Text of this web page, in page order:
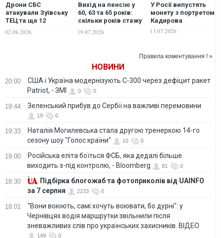
Дрони СБС
атакували Зуївську
ТЕЦ та ще 12
окупованих
02.08.2026
Вихід на пенсію у
60, 63 та 65 років:
скільки років стажу
українцям у 2026–
19.07.2026
У Росії випустять
монету з портретом
Кадирова
13.07.2026
Правила коментування ! »
НОВИНИ
20:00
США і Україна модернізують С-300 через дефіцит ракет
Patriot, - ЗМІ
0 0
19:44 Зеленський прибув до Сербії на важливі перемовини
19 0
19:33
Наталія Могилевська стала другою тренеркою 14-го
сезону шоу "Голос країни"
10 0
19:00
Російська еліта боїться ФСБ, яка дедалі більше
виходить з-під контролю, - Bloomberg
81 0
18:30
Підбірка блогожаб та фотоприколів від UAINFO
за 7 серпня
2233 0
18:01
"Вони воюють, самі хочуть воювати, бо дурні": у
Чернівцях водія маршрутки звільнили після
зневажливих слів про українських захисників. ВІДЕО
149 0